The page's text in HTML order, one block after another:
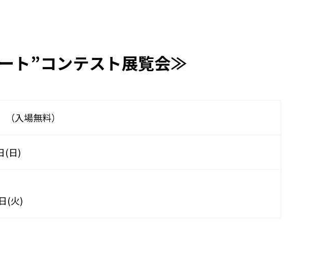
ト”コンテスト展覧会≫
入場無料）
(日)
(火)